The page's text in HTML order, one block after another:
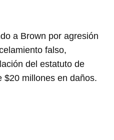
a Brown por agresión
falso,
del estatuto de
$20 millones en daños.